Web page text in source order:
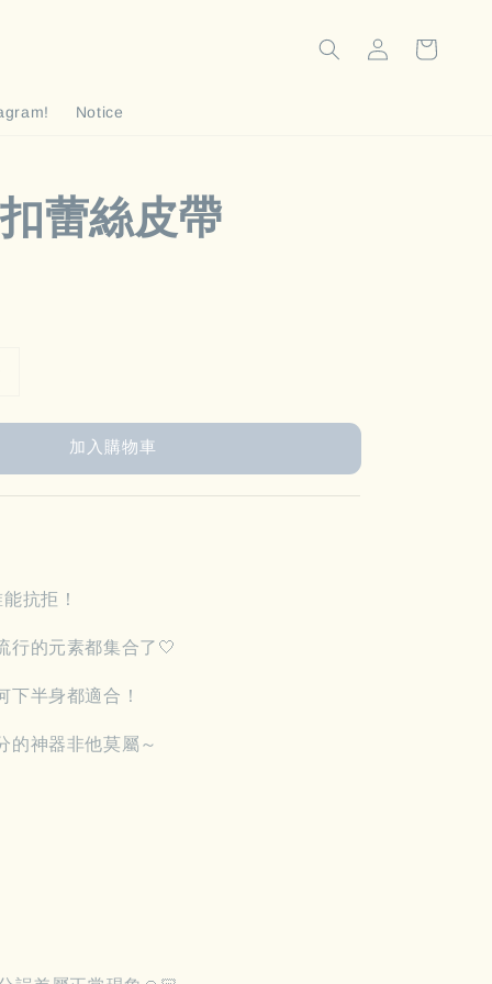
Notice
蕾絲皮帶
加入購物車
抗拒！
行的元素都集合了🤍
下半身都適合！
的神器非他莫屬～